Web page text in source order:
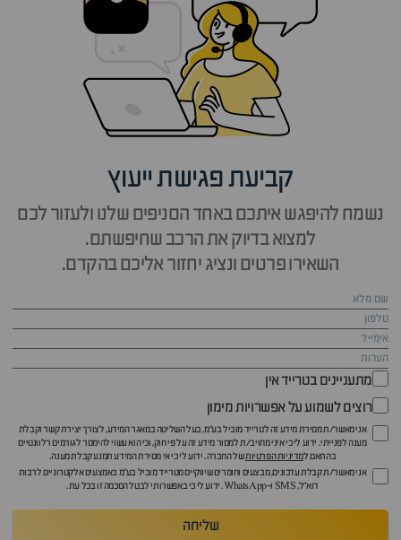
קביעת פגישת ייעוץ
נשמח להיפגש איתכם באחד הסניפים שלנו ולעזור לכם
למצוא בדיוק את הרכב שחיפשתם.
השאירו פרטים ונציג יחזור אליכם בהקדם.
מתעניינים בטרייד אין
רוצים לשמוע על אפשרויות מימון
אני מאשר/ת מסירת מידע זה לטרייד מוביל בע"מ, בעל השליטה במאגר המידע, לצורך יצירת קשר וקבלת
מענה לפנייתי. ידוע לי כי איני מחויב/ת למסור מידע זה על פי חוק, וכי הוא עשוי להימסר לגורמים רלוונטיים
בהתאם למדיניות הפרטיותשל החברה. ידוע לי כי אי מסירת המידע תמנע קבלת מענה.
אני מאשר/ת קבלת עדכונים, מבצעים וחומרים שיווקיים מטרייד מוביל בע"מ באמצעים אלקטרוניים לרבות
דוא״ל, SMS ו-WhatsApp. ידוע לי כי באפשרותי לבטל הסכמה זו בכל עת.
שליחה